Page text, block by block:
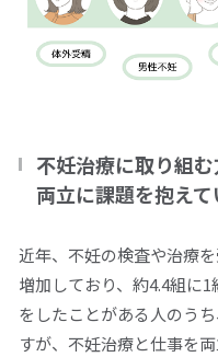
採用情報
不妊治療に取り組
両立に課題を抱えて
近年、不妊の検査や治療
増加しており、約4.4組に1
をしたことがある人のう
すが、不妊治療と仕事を